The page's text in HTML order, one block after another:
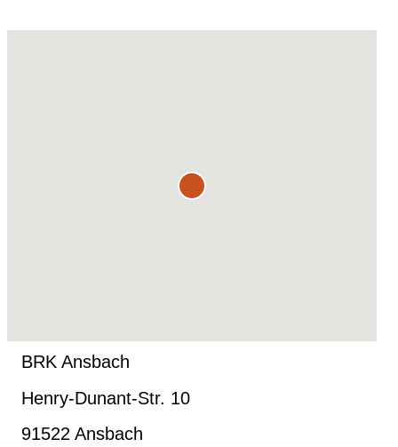
BRK Ansbach
Henry-Dunant-Str. 10
91522 Ansbach